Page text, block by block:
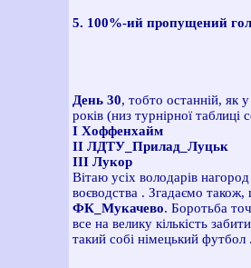
5. 100%-ий пропущений гол
День 30, тобто останній, як
років (низ турнірної
І Хоффенхайм
ІІ ЛДТУ_Прилад_Луцьк
ІІІ Лукор
Вітаю усіх володарів
воєводства . Згадаємо також,
ФК_Мукачево. Боротьба
все на велику кількість
такий собі німецький футбол